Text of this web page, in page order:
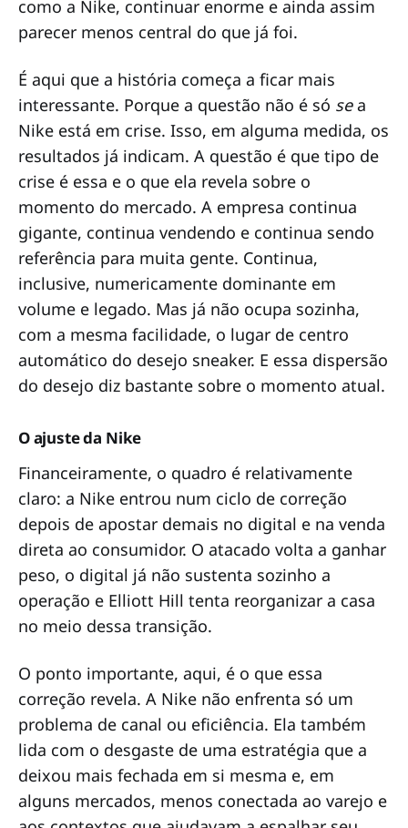
como a Nike, continuar enorme e ainda assim
parecer menos central do que já foi.
É aqui que a história começa a ficar mais
interessante. Porque a questão não é só sea
Nike está em crise. Isso, em alguma medida, os
resultados já indicam. A questão é que tipo de
crise é essa e o que ela revela sobre o
momento do mercado. A empresa continua
gigante, continua vendendo e continua sendo
referência para muita gente. Continua,
inclusive, numericamente dominante em
volume e legado. Mas já não ocupa sozinha,
com a mesma facilidade, o lugar de centro
automático do desejo sneaker. E essa dispersão
do desejo diz bastante sobre o momento atual.
O ajuste da Nike
Financeiramente, o quadro é relativamente
claro: a Nike entrou num ciclo de correção
depois de apostar demais no digital e na venda
direta ao consumidor. O atacado volta a ganhar
peso, o digital já não sustenta sozinho a
operação e Elliott Hill tenta reorganizar a casa
no meio dessa transição.
O ponto importante, aqui, é o que essa
correção revela. A Nike não enfrenta só um
problema de canal ou eficiência. Ela também
lida com o desgaste de uma estratégia que a
deixou mais fechada em si mesma e, em
alguns mercados, menos conectada ao varejo e